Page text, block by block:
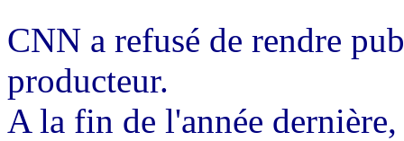
CNN a refusé de rendre
producteur.
A la fin de l'année